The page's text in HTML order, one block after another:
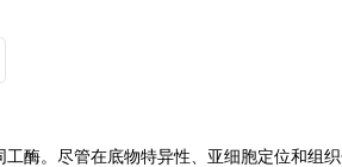
酶。尽管在底物特异性、亚细胞定位和组织